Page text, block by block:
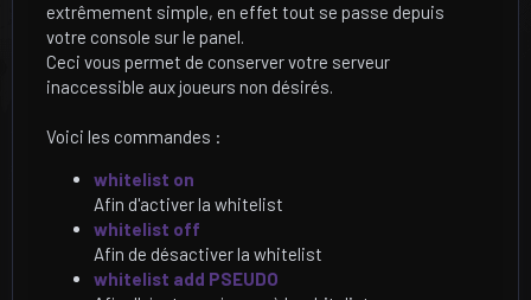
extrêmement simple, en effet tout se passe depuis
votre console sur le panel.
Ceci vous permet de conserver votre serveur
inaccessible aux joueurs non désirés.
Voici les commandes :
whitelist on
Afin d'activer la whitelist
whitelist off
Afin de désactiver la whitelist
whitelist add PSEUDO